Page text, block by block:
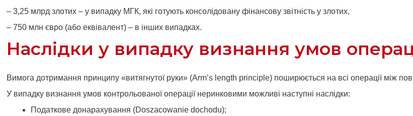
– 3,25 млрд злотих – у випадку МГК, які готують консолідовану фінансову звітність у злотих,
– 750 млн євро (або еквівалент) – в інших випадках.
Наслідки у випадку визнання умов
Вимога дотримання принципу «витягнутої руки» (Arm’s length principle) поширюється на всі операції між
У випадку визнання умов контрольованої операції неринковими можливі наступні наслідки:
Податкове донарахування (Doszacowanie dochodu);